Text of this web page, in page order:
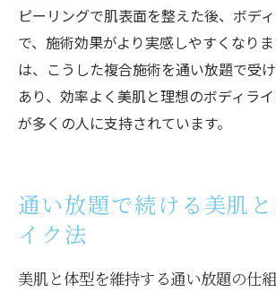
ピーリングで肌表面を整えた後、ボデ
で、施術効果がより実感しやすくなり
は、こうした複合施術を通い放題で受
あり、効率よく美肌と理想のボディラ
が多くの人に支持されています。
通い放題で続ける美肌と
イク法
美肌と体型を維持する通い放題の仕